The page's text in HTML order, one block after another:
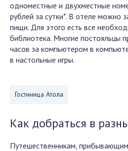
одноместные и двухместные
рублей за сутки*. В отеле можно
пищи. Для этого есть все
библиотека. Многие постояльцы
часов за компьютером в
в настольные игры.
Гостиница Атола
Как добраться в
Путешественникам,